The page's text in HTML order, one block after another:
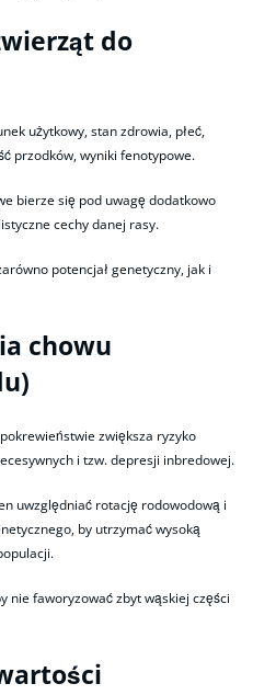
do
użytkowy, stan zdrowia, płeć,
przodków, wyniki fenotypowe.
bierze się pod uwagę dodatkowo
cechy danej rasy.
potencjał genetyczny, jak i
chowu
zwiększa ryzyko
i tzw. depresji inbredowej.
uwzględniać rotację rodowodową i
by utrzymać wysoką
nie faworyzować zbyt wąskiej części